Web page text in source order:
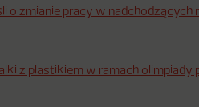
o zmianie pracy w nadchodzących
z plastikiem w ramach olimpiady